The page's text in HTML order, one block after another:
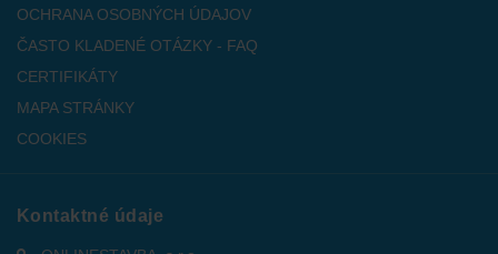
OCHRANA OSOBNÝCH ÚDAJOV
ČASTO KLADENÉ OTÁZKY - FAQ
CERTIFIKÁTY
MAPA STRÁNKY
COOKIES
Kontaktné údaje